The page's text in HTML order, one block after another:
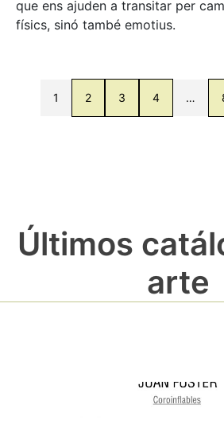
que ens ajuden a transitar per
físics, sinó també emotius.
1 2 3 4 …
Últimos
arte